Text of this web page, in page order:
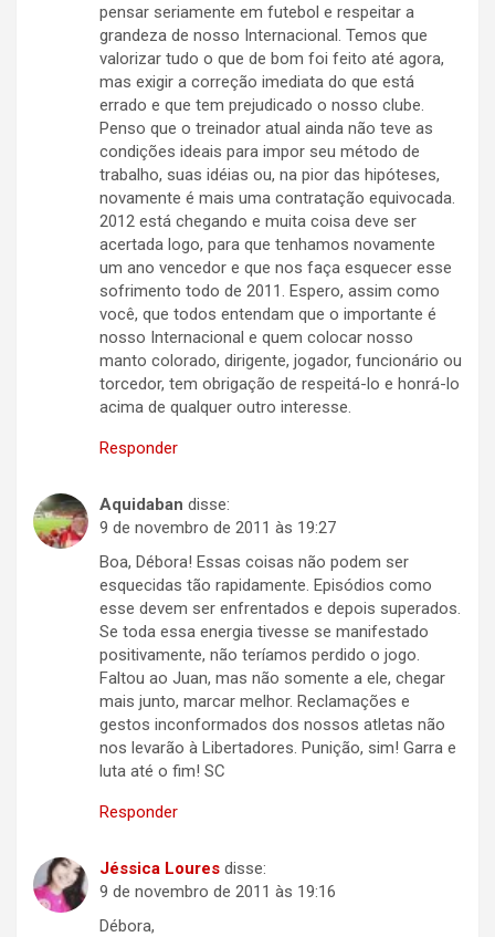
pensar seriamente em futebol e respeitar a
grandeza de nosso Internacional. Temos que
valorizar tudo o que de bom foi feito até agora,
mas exigir a correção imediata do que está
errado e que tem prejudicado o nosso clube.
Penso que o treinador atual ainda não teve as
condições ideais para impor seu método de
trabalho, suas idéias ou, na pior das hipóteses,
novamente é mais uma contratação equivocada.
2012 está chegando e muita coisa deve ser
acertada logo, para que tenhamos novamente
um ano vencedor e que nos faça esquecer esse
sofrimento todo de 2011. Espero, assim como
você, que todos entendam que o importante é
nosso Internacional e quem colocar nosso
manto colorado, dirigente, jogador, funcionário ou
torcedor, tem obrigação de respeitá-lo e honrá-lo
acima de qualquer outro interesse.
Responder
Aquidaban disse:
9 de novembro de 2011 às 19:27
Boa, Débora! Essas coisas não podem ser
esquecidas tão rapidamente. Episódios como
esse devem ser enfrentados e depois superados.
Se toda essa energia tivesse se manifestado
positivamente, não teríamos perdido o jogo.
Faltou ao Juan, mas não somente a ele, chegar
mais junto, marcar melhor. Reclamações e
gestos inconformados dos nossos atletas não
nos levarão à Libertadores. Punição, sim! Garra e
luta até o fim! SC
Responder
Jéssica Loures disse:
9 de novembro de 2011 às 19:16
Débora,